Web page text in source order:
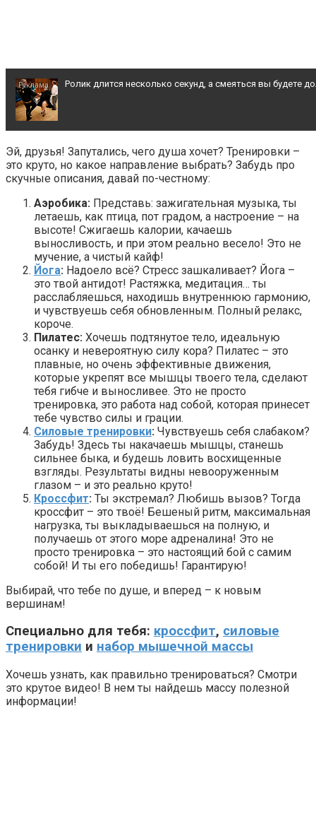
Эй, друзья! Запутались, чего душа хочет? Тренировки –
это круто, но какое направление выбрать? Забудь про
скучные описания, давай по-честному:
Аэробика: Представь: зажигательная музыка, ты
летаешь, как птица, пот градом, а настроение – на
высоте! Сжигаешь калории, качаешь
выносливость, и при этом реально весело! Это не
мучение, а чистый кайф!
Йога: Надоело всё? Стресс зашкаливает? Йога –
это твой антидот! Растяжка, медитация… ты
расслабляешься, находишь внутреннюю гармонию,
и чувствуешь себя обновленным. Полный релакс,
короче.
Пилатес: Хочешь подтянутое тело, идеальную
осанку и невероятную силу кора? Пилатес – это
плавные, но очень эффективные движения,
которые укрепят все мышцы твоего тела, сделают
тебя гибче и выносливее. Это не просто
тренировка, это работа над собой, которая принесет
тебе чувство силы и грации.
Силовые тренировки: Чувствуешь себя слабаком?
Забудь! Здесь ты накачаешь мышцы, станешь
сильнее быка, и будешь ловить восхищенные
взгляды. Результаты видны невооруженным
глазом – и это реально круто!
Кроссфит: Ты экстремал? Любишь вызов? Тогда
кроссфит – это твоё! Бешеный ритм, максимальная
нагрузка, ты выкладываешься на полную, и
получаешь от этого море адреналина! Это не
просто тренировка – это настоящий бой с самим
собой! И ты его победишь! Гарантирую!
Выбирай, что тебе по душе, и вперед – к новым
вершинам!
Специально для тебя: кроссфит, силовые
тренировки и набор мышечной массы
Хочешь узнать, как правильно тренироваться? Смотри
это крутое видео! В нем ты найдешь массу полезной
информации!
Ролик длится несколько секунд, а смеяться вы будете
Королева вагона отожгла! Видео не оставит